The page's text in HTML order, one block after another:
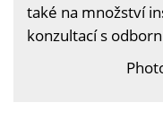
také na množství
konzultací s